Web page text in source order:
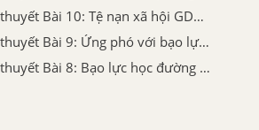
Lý thuyết Bài 10: Tệ nạn xã hội GDCD 7 Cánh diều
Lý thuyết Bài 9: Ứng phó với bạo lực học đường GDCD 7 Cánh diều
Lý thuyết Bài 8: Bạo lực học đường GDCD 7 Cánh diều